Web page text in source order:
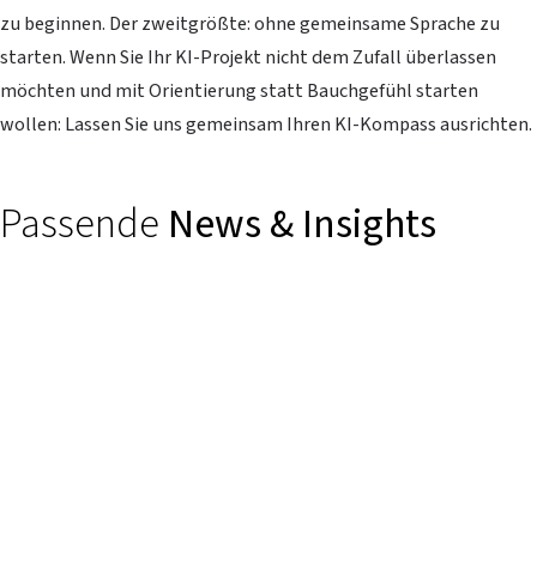
zu beginnen. Der zweitgrößte: ohne gemeinsame Sprache zu
starten. Wenn Sie Ihr KI-Projekt nicht dem Zufall überlassen
möchten und mit Orientierung statt Bauchgefühl starten
wollen: Lassen Sie uns gemeinsam Ihren KI-Kompass ausrichten.
Passende News & Insights